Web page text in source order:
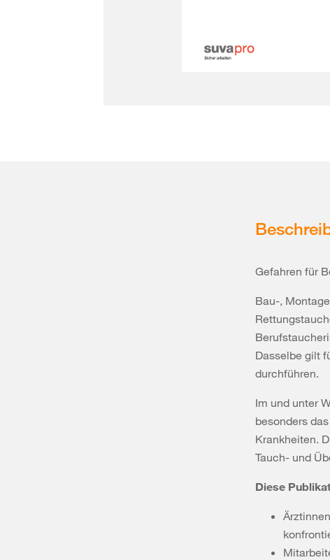
Gefahren für
Bau-,
Dasselbe gilt
durchführen.
Im und unter
besonders
Krankheiten.
Tauch- und
Diese